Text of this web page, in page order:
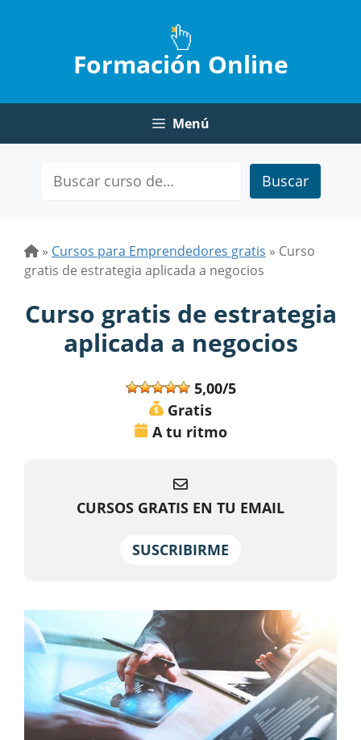
Formación Online
Menú
Buscar
» Cursos para Emprendedores gratis » Curso
gratis de estrategia aplicada a negocios
Curso gratis de estrategia
aplicada a negocios
5,00/5
Gratis
A tu ritmo
CURSOS GRATIS EN TU EMAIL
SUSCRIBIRME